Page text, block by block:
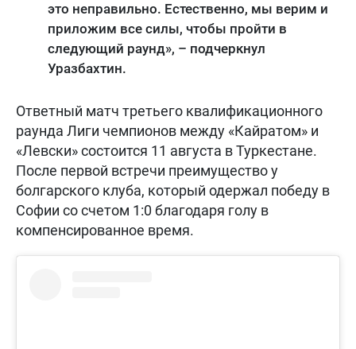
это неправильно. Естественно, мы верим и
приложим все силы, чтобы пройти в
следующий раунд», – подчеркнул
Уразбахтин.
Ответный матч третьего квалификационного
раунда Лиги чемпионов между «Кайратом» и
«Левски» состоится 11 августа в Туркестане.
После первой встречи преимущество у
болгарского клуба, который одержал победу в
Софии со счетом 1:0 благодаря голу в
компенсированное время.